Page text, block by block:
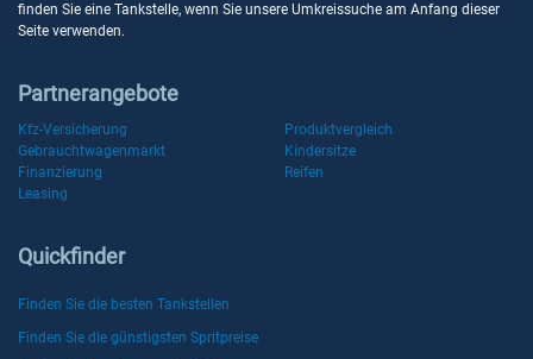
finden Sie eine Tankstelle, wenn Sie unsere Umkreissuche am Anfang dieser
Seite verwenden.
Partnerangebote
Kfz-Versicherung
Produktvergleich
Gebrauchtwagenmarkt
Kindersitze
Finanzierung
Reifen
Leasing
Quickfinder
Finden Sie die besten Tankstellen
Finden Sie die günstigsten Spritpreise